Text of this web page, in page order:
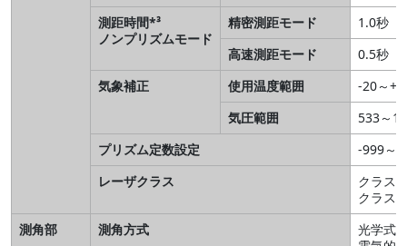
測距時間*³
ノンプリズムモード
精密測距モード
1.0秒
高速測距モード
0.5秒
気象補正
使用温度範囲
-20～
気圧範囲
533～
プリズム定数設定
-999～
レーザクラス
クラス
クラス2
測角部
測角方式
光学式